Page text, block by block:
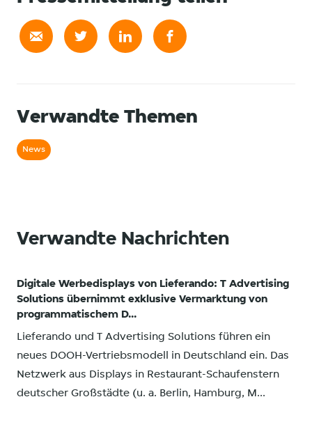
Verwandte Themen
News
Verwandte Nachrichten
Digitale Werbedisplays von Lieferando: T Advertising
Solutions übernimmt exklusive Vermarktung von
programmatischem D...
Lieferando und T Advertising Solutions führen ein
neues DOOH-Vertriebsmodell in Deutschland ein. Das
Netzwerk aus Displays in Restaurant-Schaufenstern
deutscher Großstädte (u. a. Berlin, Hamburg, M...